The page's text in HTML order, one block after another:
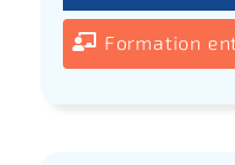
Formation